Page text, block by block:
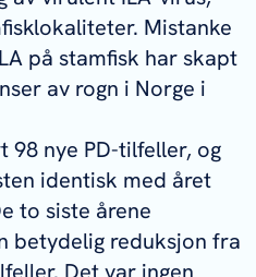
Mistanke
på stamfisk har skapt
av rogn i Norge i
98 nye PD-tilfeller, og
identisk med året
to siste årene
betydelig reduksjon fra